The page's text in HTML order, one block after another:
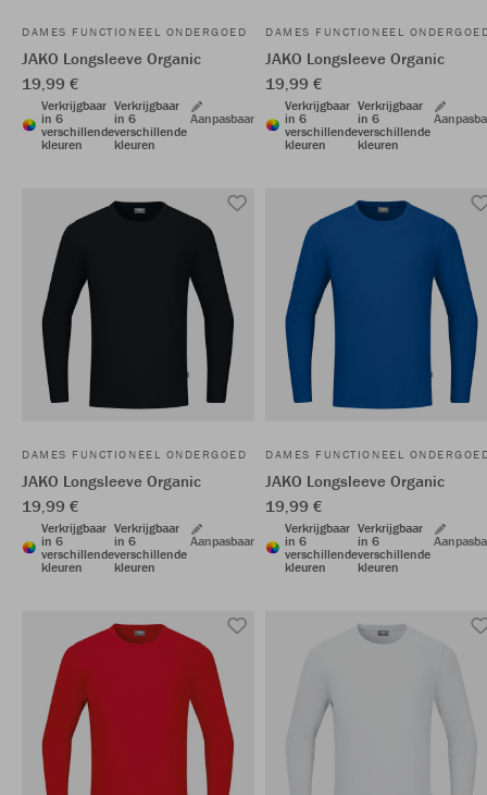
DAMES FUNCTIONEEL ONDERGOED
JAKO Longsleeve Organic
19,99 €
Verkrijgbaar
in 6
verschillende
kleuren
Verkrijgbaar
in 6
verschillende
kleuren
Aanpasbaar
DAMES FUNCTIONEEL
JAKO Longsleeve Organic
19,99 €
Verkrijgbaar
in 6
verschillende
kleuren
Verkrijgbaar
in 6
verschillende
kleuren
DAMES FUNCTIONEEL ONDERGOED
JAKO Longsleeve Organic
19,99 €
Verkrijgbaar
in 6
verschillende
kleuren
Verkrijgbaar
in 6
verschillende
kleuren
Aanpasbaar
DAMES FUNCTIONEEL
JAKO Longsleeve Organic
19,99 €
Verkrijgbaar
in 6
verschillende
kleuren
Verkrijgbaar
in 6
verschillende
kleuren